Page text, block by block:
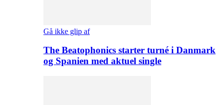
Gå ikke glip af
The Beatophonics starter turné i Danmark
og Spanien med aktuel single